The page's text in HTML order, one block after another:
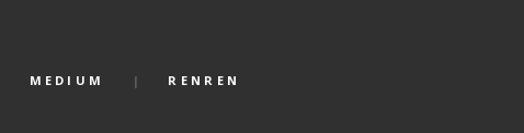
MEDIUM RENREN